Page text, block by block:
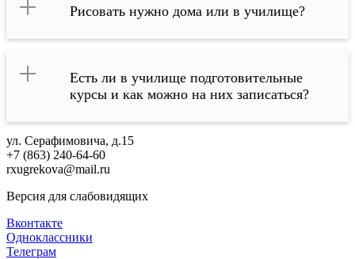
Рисовать нужно дома или в училище?
Есть ли в училище подготовительные
курсы и как можно на них записаться?
ул. Серафимовича, д.15
+7 (863) 240-64-60
rxugrekova@mail.ru
Версия для слабовидящих
Вконтакте
Одноклассники
Телеграм